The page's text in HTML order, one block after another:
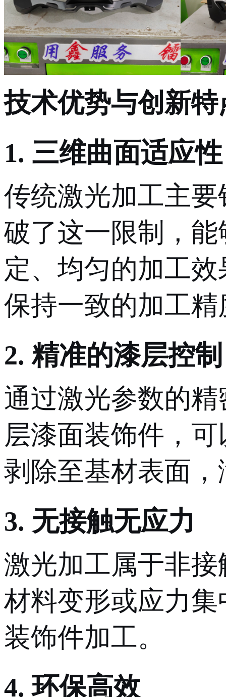
技术优势与创新特
1. 三维曲面适应性
传统激光加工主
破了这一限制，
定、均匀的加工
保持一致的加工精
2. 精准的漆层控制
通过激光参数的
层漆面装饰件，
剥除至基材表面
3. 无接触无应力
激光加工属于非
材料变形或应力
装饰件加工。
4. 环保高效